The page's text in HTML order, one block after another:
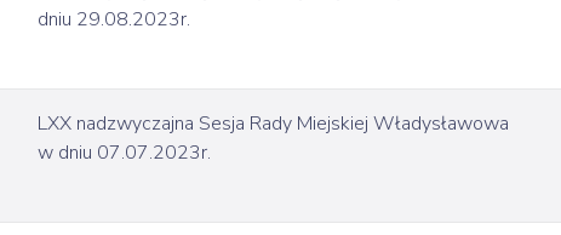
dniu 29.08.2023r.
LXX nadzwyczajna Sesja Rady Miejskiej Władysławowa
w dniu 07.07.2023r.